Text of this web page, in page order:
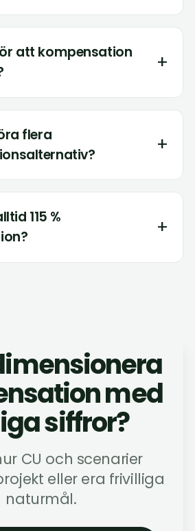
att kompensation
+
flera
+
115 %
+
med
siffror?
CU och scenarier
eller era frivilliga
naturmål.